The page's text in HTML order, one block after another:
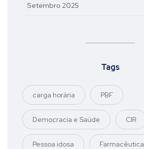
Setembro 2025
Tags
carga horária PBF
Democracia e Saúde CIR
Pessoa idosa Farmacêutica